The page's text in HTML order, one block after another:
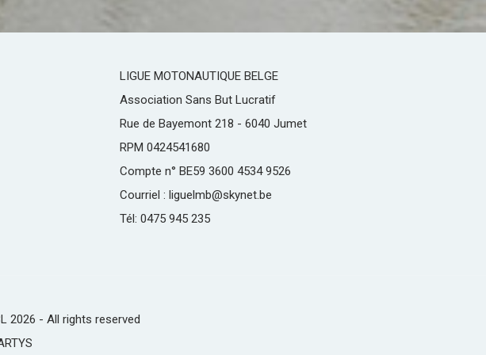
LIGUE MOTONAUTIQUE BELGE
Association Sans But Lucratif
Rue de Bayemont 218 - 6040 Jumet
RPM 0424541680
Compte n° BE59 3600 4534 9526
Courriel : liguelmb@skynet.be
Tél: 0475 945 235
2026 - All rights reserved